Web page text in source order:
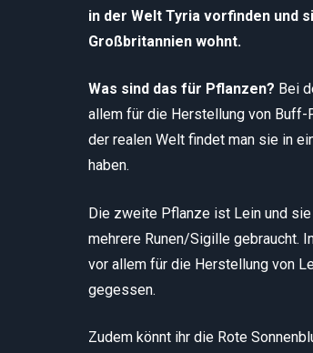
in der Welt Tyria vorfinden und
Großbritannien wohnt.
Was sind das für Pflanzen? Bei
allem für die Herstellung von
der realen Welt findet man sie in
haben.
Die zweite Pflanze ist Lein und
mehrere Runen/Sigille gebraucht.
vor allem für die Herstellung von
gegessen.
Zudem könnt ihr die Rote